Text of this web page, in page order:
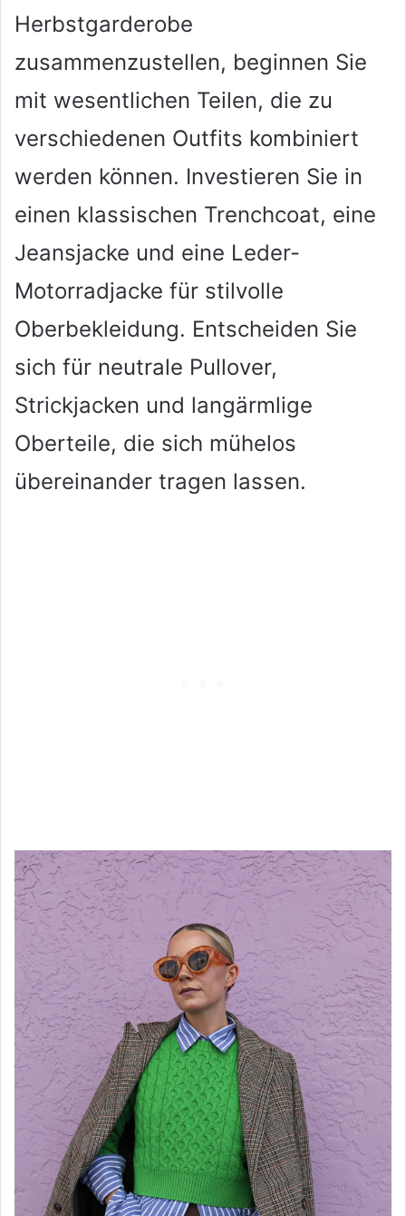
Herbstgarderobe
zusammenzustellen, beginnen Sie
mit wesentlichen Teilen, die zu
verschiedenen Outfits kombiniert
werden können. Investieren Sie in
einen klassischen Trenchcoat, eine
Jeansjacke und eine Leder-
Motorradjacke für stilvolle
Oberbekleidung. Entscheiden Sie
sich für neutrale Pullover,
Strickjacken und langärmlige
Oberteile, die sich mühelos
übereinander tragen lassen.